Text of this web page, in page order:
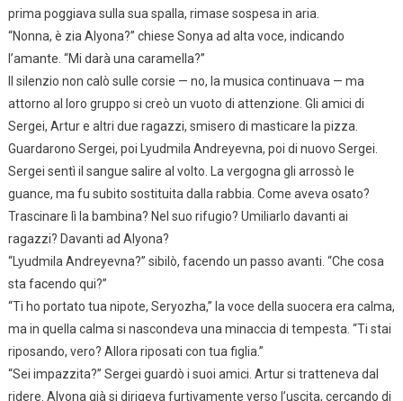
prima poggiava sulla sua spalla, rimase sospesa in aria.
“Nonna, è zia Alyona?” chiese Sonya ad alta voce, indicando
l’amante. “Mi darà una caramella?”
Il silenzio non calò sulle corsie — no, la musica continuava — ma
attorno al loro gruppo si creò un vuoto di attenzione. Gli amici di
Sergei, Artur e altri due ragazzi, smisero di masticare la pizza.
Guardarono Sergei, poi Lyudmila Andreyevna, poi di nuovo Sergei.
Sergei sentì il sangue salire al volto. La vergogna gli arrossò le
guance, ma fu subito sostituita dalla rabbia. Come aveva osato?
Trascinare lì la bambina? Nel suo rifugio? Umiliarlo davanti ai
ragazzi? Davanti ad Alyona?
“Lyudmila Andreyevna?” sibilò, facendo un passo avanti. “Che cosa
sta facendo qui?”
“Ti ho portato tua nipote, Seryozha,” la voce della suocera era calma,
ma in quella calma si nascondeva una minaccia di tempesta. “Ti stai
riposando, vero? Allora riposati con tua figlia.”
“Sei impazzita?” Sergei guardò i suoi amici. Artur si tratteneva dal
ridere. Alyona già si dirigeva furtivamente verso l’uscita, cercando di